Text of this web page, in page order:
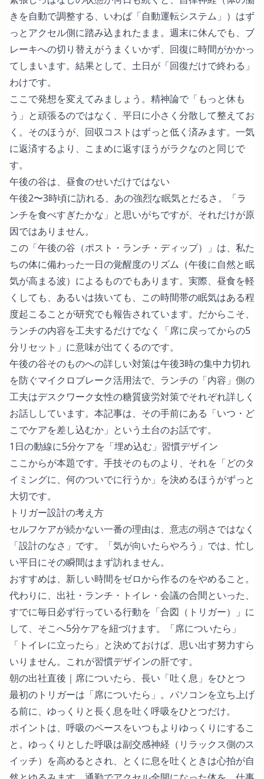
きを自動で調整する、いわば「自動運転システム」）はず
っとアクセル側に踏み込まれたまま。週末に休んでも、ブ
レーキへの切り替えがうまくいかず、回復に時間がかかっ
てしまいます。結果として、土日が「回復だけで終わる」
わけです。
ここで発想を変えてみましょう。精神論で「もっと休も
う」と頑張るのではなく、平日に小さく分散して整えてお
く。そのほうが、回収コストはずっと低く済みます。一気
に返済するより、こまめに返すほうがラクなのと同じで
す。
午後の谷は、昼食のせいだけではない
午後2〜3時頃に訪れる、あの強烈な眠気とだるさ。「ラ
ンチを食べすぎたかな」と思いがちですが、それだけが原
因ではありません。
この「午後の谷（ポスト・ランチ・ディップ）」は、私た
ちの体に備わった一日の覚醒度のリズム（午後に自然と眠
気が高まる波）によるものでもあります。実際、昼食を軽
くしても、あるいは抜いても、この時間帯の眠気はある程
度起こることが研究でも報告されています。だからこそ、
ランチの内容を工夫するだけでなく「席に戻ってからの5
分リセット」に意味が出てくるのです。
午後の谷そのものへの詳しい対策は午後3時の集中力切れ
を防ぐマイクロブレーク活用法で、ランチの「内容」側の
工夫はデスクワーク女性の糖質疲労対策でそれぞれ詳しく
お話ししています。本記事は、その手前にある「いつ・ど
こでケアを差し込むか」という土台のお話です。
1日の動線に5分ケアを「埋め込む」習慣デザイン
ここからが本題です。手技そのものより、それを「どのタ
イミングに、何のついでに行うか」を決めるほうがずっと
大切です。
トリガー設計の考え方
セルフケアが続かない一番の理由は、意志の弱さではなく
「設計のなさ」です。「気が向いたらやろう」では、忙し
い平日にその瞬間はまず訪れません。
おすすめは、新しい時間をゼロから作るのをやめること。
代わりに、出社・ランチ・トイレ・会議の合間といった、
すでに毎日必ず行っている行動を「合図（トリガー）」に
して、そこへ5分ケアを紐づけます。「席についたら」
「トイレに立ったら」と決めておけば、思い出す努力すら
いりません。これが習慣デザインの肝です。
朝の出社直後｜席についたら、長い「吐く息」をひとつ
最初のトリガーは「席についたら」。パソコンを立ち上げ
る前に、ゆっくりと長く息を吐く呼吸をひとつだけ。
ポイントは、呼吸のペースをいつもよりゆっくりにするこ
と。ゆっくりとした呼吸は副交感神経（リラックス側のス
イッチ）を高めるとされ、とくに息を吐くときは心拍が自